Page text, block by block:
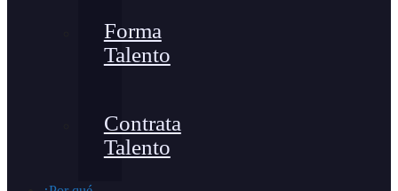
Forma
Talento
Contrata
Talento